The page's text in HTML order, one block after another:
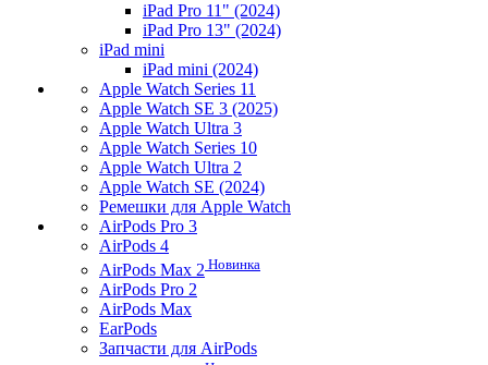
iPad Pro 11" (2024)
iPad Pro 13" (2024)
iPad mini
iPad mini (2024)
Apple Watch Series 11
Apple Watch SE 3 (2025)
Apple Watch Ultra 3
Apple Watch Series 10
Apple Watch Ultra 2
Apple Watch SE (2024)
Ремешки для Apple Watch
AirPods Pro 3
AirPods 4
AirPods Max 2 Новинка
AirPods Pro 2
AirPods Max
EarPods
Запчасти для AirPods